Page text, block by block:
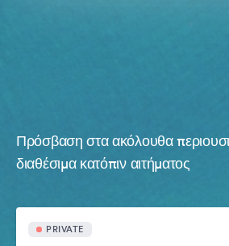
Πρόσβαση στα ακόλουθα
διαθέσιμα κατόπιν αιτήματος
PRIVATE